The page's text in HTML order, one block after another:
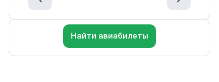
Найти авиабилеты